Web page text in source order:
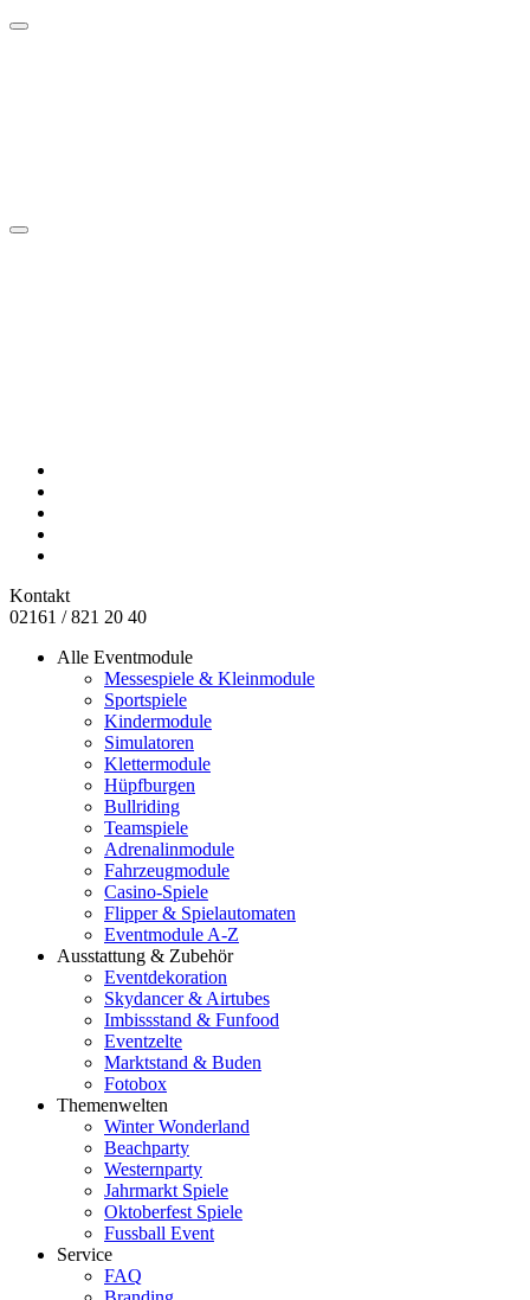
Kontakt
02161 / 821 20 40
Alle Eventmodule
Messespiele & Kleinmodule
Sportspiele
Kindermodule
Simulatoren
Klettermodule
Hüpfburgen
Bullriding
Teamspiele
Adrenalinmodule
Fahrzeugmodule
Casino-Spiele
Flipper & Spielautomaten
Eventmodule A-Z
Ausstattung & Zubehör
Eventdekoration
Skydancer & Airtubes
Imbissstand & Funfood
Eventzelte
Marktstand & Buden
Fotobox
Themenwelten
Winter Wonderland
Beachparty
Westernparty
Jahrmarkt Spiele
Oktoberfest Spiele
Fussball Event
Service
FAQ